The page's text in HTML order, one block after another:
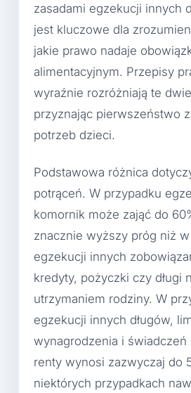
zasadami egzekucji innych
jest kluczowe dla
jakie prawo nadaje
alimentacyjnym. Przepisy
wyraźnie rozróżniają te
przyznając pierwszeństwo
potrzeb dzieci.
Podstawowa różnica
potrąceń. W przypadku
komornik może zająć do
znacznie wyższy próg niż
egzekucji innych
kredyty, pożyczki czy długi
utrzymaniem rodziny. W
egzekucji innych długów,
wynagrodzenia i świadczeń
renty wynosi zazwyczaj do
niektórych przypadkach